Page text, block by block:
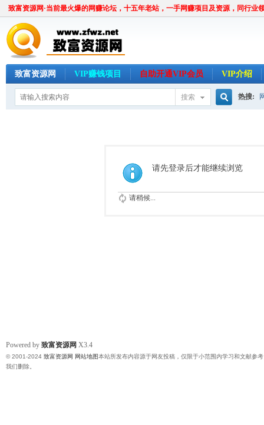
致富资源网·当前最火爆的网赚论坛，十五年老站，一手网赚项目及资源，同行业
致富资源网 VIP赚钱项目 自助开通VIP会员 VIP介绍
搜索
索
热搜:
请先登录后才能继续浏览
请稍候...
Powered by 致富资源网 X3.4
© 2001-2024 致富资源网 网站地图本站所发布内容源于网友投稿，仅限于小范围内学习和文献参
我们删除。